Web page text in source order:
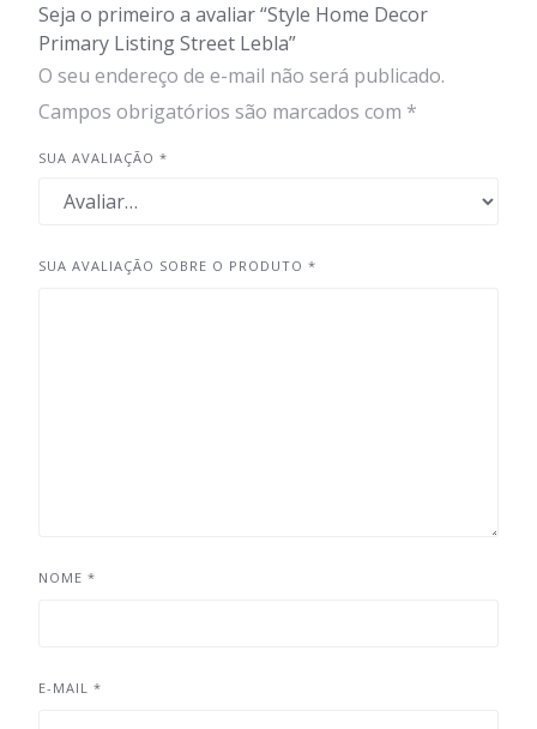
Seja o primeiro a avaliar “Style Home Decor
Primary Listing Street Lebla”
O seu endereço de e-mail não será publicado.
Campos obrigatórios são marcados com *
SUA AVALIAÇÃO *
SUA AVALIAÇÃO SOBRE O PRODUTO *
NOME *
E-MAIL *